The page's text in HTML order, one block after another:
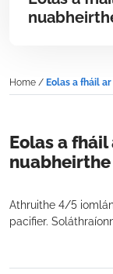
Home / Eolas a fháil
Eolas a
nuabheirthe
Athruithe 4/5
pacifier.